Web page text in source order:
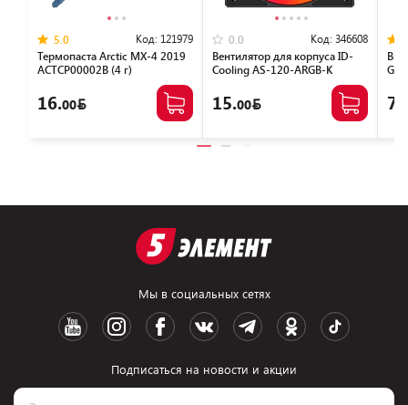
5.0 Код: 121979
Термопаста Arctic MX-4 2019
ACTCP00002B (4 г)
16.00
0.0 Код: 346608
Вентилятор для корпуса ID-
Cooling AS-120-ARGB-K
15.00
Мы в социальных сетях
Подписаться на новости и акции